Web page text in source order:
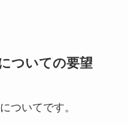
ついての要望
ついてです。